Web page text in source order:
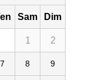
Sam Dim
1 2
7 8 9